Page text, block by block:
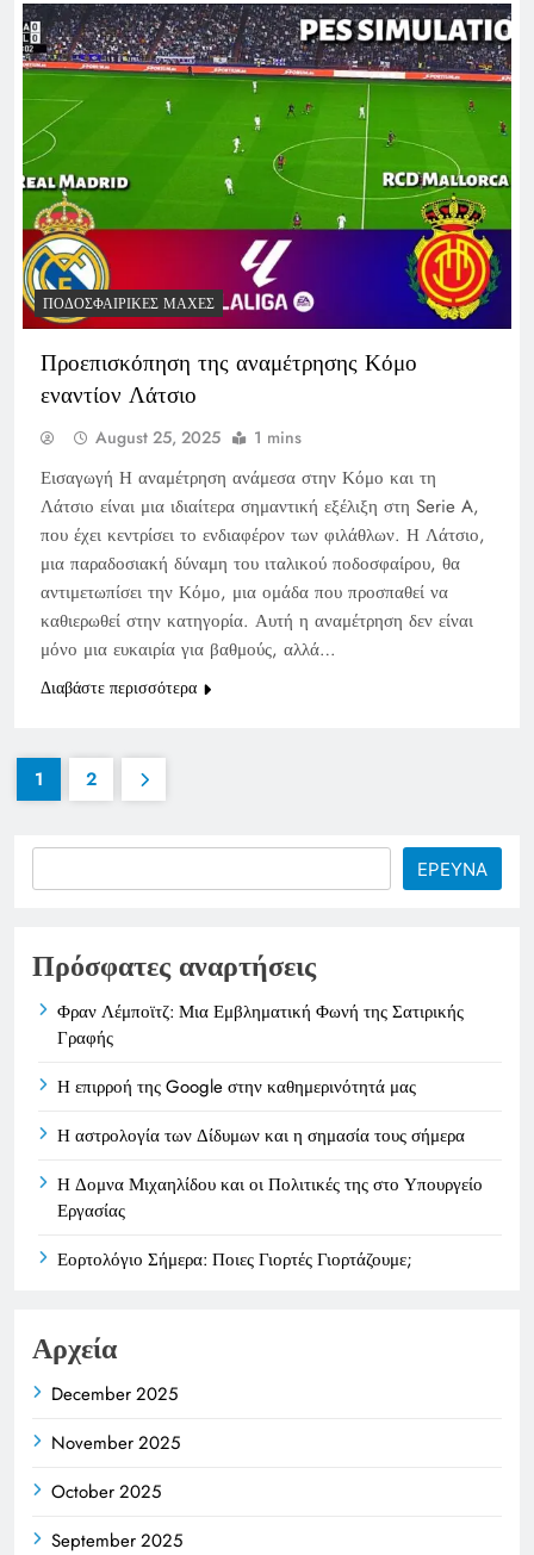
ΠΟΔΟΣΦΑΙΡΙΚΈΣ ΜΆΧΕΣ
Προεπισκόπηση της αναμέτρησης Κόμο
εναντίον Λάτσιο
August 25, 2025 1 mins
Εισαγωγή Η αναμέτρηση ανάμεσα στην Κόμο και τη
Λάτσιο είναι μια ιδιαίτερα σημαντική εξέλιξη στη Serie A,
που έχει κεντρίσει το ενδιαφέρον των φιλάθλων. Η Λάτσιο,
μια παραδοσιακή δύναμη του ιταλικού ποδοσφαίρου, θα
αντιμετωπίσει την Κόμο, μια ομάδα που προσπαθεί να
καθιερωθεί στην κατηγορία. Αυτή η αναμέτρηση δεν είναι
μόνο μια ευκαιρία για βαθμούς, αλλά…
Διαβάστε περισσότερα
1 2
ΕΡΕΥΝΑ
Πρόσφατες αναρτήσεις
Φραν Λέμποϊτζ: Μια Εμβληματική Φωνή της Σατιρικής
Γραφής
Η επιρροή της Google στην καθημερινότητά μας
Η αστρολογία των Δίδυμων και η σημασία τους σήμερα
Η Δομνα Μιχαηλίδου και οι Πολιτικές της στο Υπουργείο
Εργασίας
Εορτολόγιο Σήμερα: Ποιες Γιορτές Γιορτάζουμε;
Αρχεία
December 2025
November 2025
October 2025
September 2025